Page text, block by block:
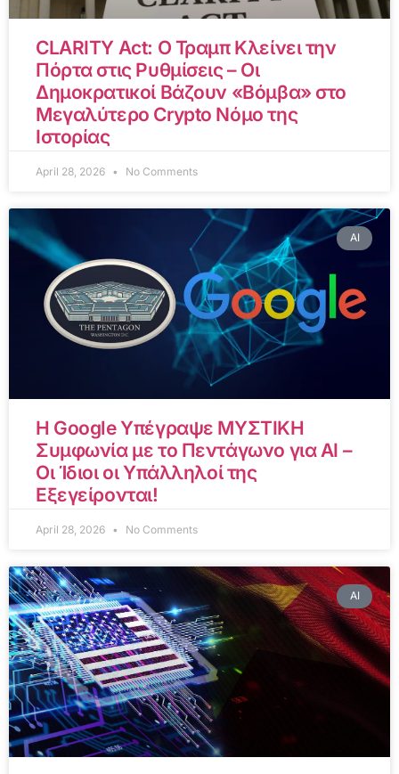
CLARITY Act: Ο Τραμπ Κλείνει την
Πόρτα στις Ρυθμίσεις – Οι
Δημοκρατικοί Βάζουν «Βόμβα» στο
Μεγαλύτερο Crypto Νόμο της
Ιστορίας
April 28, 2026 No Comments
AI
Η Google Υπέγραψε ΜΥΣΤΙΚΗ
Συμφωνία με το Πεντάγωνο για AI –
Οι Ίδιοι οι Υπάλληλοί της
Εξεγείρονται!
April 28, 2026 No Comments
AI